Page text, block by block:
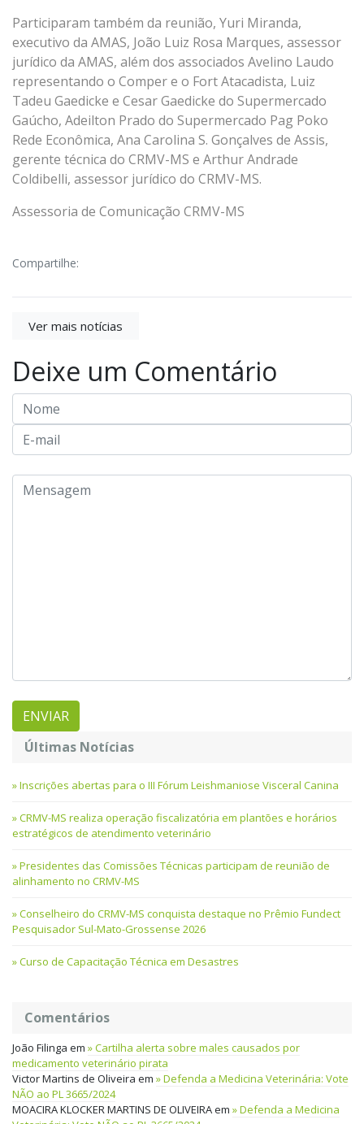
Participaram também da reunião, Yuri Miranda,
executivo da AMAS, João Luiz Rosa Marques, assessor
jurídico da AMAS, além dos associados Avelino Laudo
representando o Comper e o Fort Atacadista, Luiz
Tadeu Gaedicke e Cesar Gaedicke do Supermercado
Gaúcho, Adeilton Prado do Supermercado Pag Poko
Rede Econômica, Ana Carolina S. Gonçalves de Assis,
gerente técnica do CRMV-MS e Arthur Andrade
Coldibelli, assessor jurídico do CRMV-MS.
Assessoria de Comunicação CRMV-MS
Compartilhe:
Ver mais notícias
Deixe um Comentário
Últimas Notícias
Inscrições abertas para o III Fórum Leishmaniose Visceral Canina
CRMV-MS realiza operação fiscalizatória em plantões e horários
estratégicos de atendimento veterinário
Presidentes das Comissões Técnicas participam de reunião de
alinhamento no CRMV-MS
Conselheiro do CRMV-MS conquista destaque no Prêmio Fundect
Pesquisador Sul-Mato-Grossense 2026
Curso de Capacitação Técnica em Desastres
Comentários
João Filinga em
Cartilha alerta sobre males causados por
medicamento veterinário pirata
Victor Martins de Oliveira em
Defenda a Medicina Veterinária: Vote
NÃO ao PL 3665/2024
MOACIRA KLOCKER MARTINS DE OLIVEIRAem
Defenda a Medicina